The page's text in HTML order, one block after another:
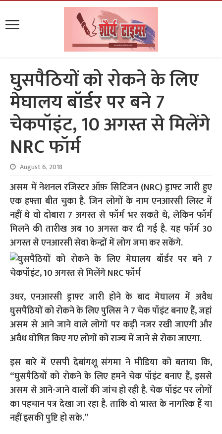
घुसपैठियों को रोकने के लिए
मेघालय बॉर्डर पर बने 7
चेकपॉइंट, 10 अगस्त से मिलेंगे
NRC फॉर्म
August 6, 2018
असम में नेशनल रजिस्टर ऑफ़ सिटिजन (NRC) ड्राफ्ट जारी हुए
एक हफ्ता बीत चुका है. जिन लोगों के नाम एनआरसी लिस्ट में
नहीं थे वो दोबारा 7 अगस्त से फॉर्म भर सकते थे, लेकिन फॉर्म
मिलने की तारीख अब 10 अगस्त कर दी गई है. यह फॉर्म 30
अगस्त से एनआरसी सेवा केन्द्रों में लोग जमा कर सकेंगे.
उधर, एनआरसी ड्राफ्ट जारी होने के बाद मेघालय में अवैध
घुसपैठियों को रोकने के लिए पुलिस ने 7 चेक पॉइंट बनाए हैं, जहां
असम से आने जाने वाले लोगों पर कड़ी नजर रखी जाएगी और
अवैध घोषित किए गए लोगों को राज्य में जाने से रोका जाएगा.
इस बारे में एसपी देबांगशू संगमा ने मीडिया को बताया कि,
“घुसपैठियों को रोकने के लिए हमने चेक पॉइंट बनाए हैं, इससे
असम से आने-जाने वालों की जांच हो रही है. चेक पॉइंट पर लोगों
का पहचान पत्र देखा जा रहा है. ताकि वो भारत के नागरिक हैं या
नहीं इसकी पुष्टि हो सके.”